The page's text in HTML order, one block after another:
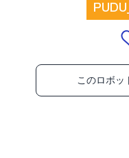
このロボッ